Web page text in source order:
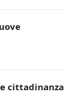
cittadinanza